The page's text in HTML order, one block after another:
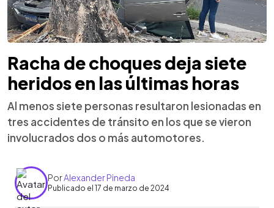
Racha de choques deja siete
heridos en las últimas horas
Al menos siete personas resultaron lesionadas en
tres accidentes de tránsito en los que se vieron
involucrados dos o más automotores.
PorAlexander Pineda
Publicado el 17 de marzo de 2024